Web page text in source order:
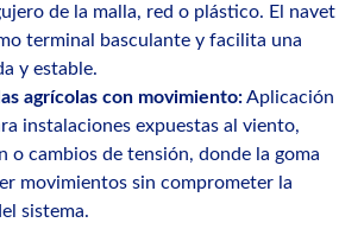
de la malla, red o plástico. El navet
terminal basculante y facilita una
y estable.
agrícolas con movimiento:Aplicación
instalaciones expuestas al viento,
o cambios de tensión, donde la goma
movimientos sin comprometer la
sistema.